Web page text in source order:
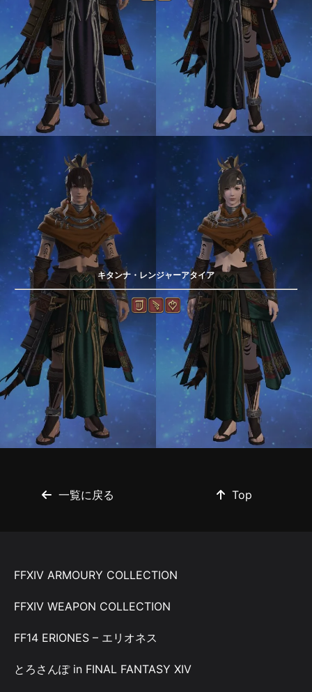
キタンナ・レンジャーアタイア
一覧に戻る Top
FFXIV ARMOURY COLLECTION
FFXIV WEAPON COLLECTION
FF14 ERIONES – エリオネス
とろさんぽ in FINAL FANTASY XIV